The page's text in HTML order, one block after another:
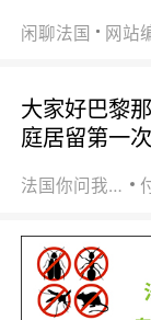
闲聊法国 网站
大家好巴黎
庭居留第一
法国你问我答